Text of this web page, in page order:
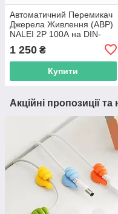
Автоматичний Перемикач
Джерела Живлення (АВР)
NALEI 2P 100А на DIN-
1 250 ₴
Купити
Акційні пропозиції